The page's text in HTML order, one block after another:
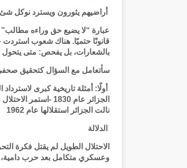
أراضيهم يثورون ويسترد نوكل
عبارة “لا يضيع حق وراءه
قانونًا حتميًا. هناك شعوب استردت
بالشعارات، بل يفحص: متى
سأتعامل مع السؤال كتحقيق
الجزائر عام 1830 -
نالت الجزائر استقلالها عام 1962
الدلالة
الاحتلال الطويل لم يقتل فكرة
وعسكري متكامل بعد حرب دامية،